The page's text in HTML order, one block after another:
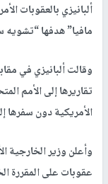
ألبانيزي بالعقوبات
مافيا” هدفها “تشويه
وقالت ألبانيزي في
تقاريرها إلى الأمم
الأمريكية دون سفرها
وأعلن وزير الخارجية
عقوبات على المقررة